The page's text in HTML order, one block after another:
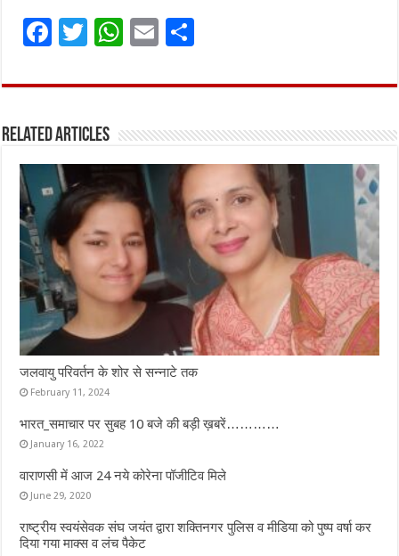
F
ce
o
o
k
T
it
r
W
at
A
p
p
E
ai ar
Related Articles
जलवायु परिवर्तन के शोर से सन्नाटे तक
February 11, 2024
भारत_समाचार पर सुबह 10 बजे की बड़ी ख़बरें…………
January 16, 2022
वाराणसी में आज 24 नये कोरेना पॉजीटिव मिले
June 29, 2020
राष्ट्रीय स्वयंसेवक संघ जयंत द्वारा शक्तिनगर पुलिस व मीडिया को पुष्प वर्षा कर
दिया गया माक्स व लंच पैकेट